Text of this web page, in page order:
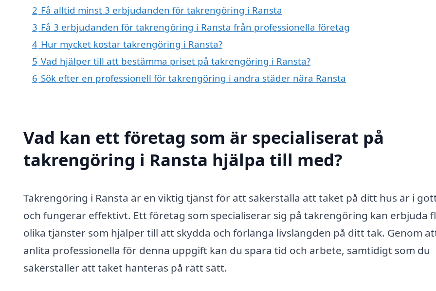
2 Få alltid minst 3 erbjudanden för takrengöring i Ransta
3 Få 3 erbjudanden för takrengöring i Ransta från professionella företag
4 Hur mycket kostar takrengöring i Ransta?
5 Vad hjälper till att bestämma priset på takrengöring i Ransta?
6 Sök efter en professionell för takrengöring i andra städer nära Ransta
Vad kan ett företag som är specialiserat på
takrengöring i Ransta hjälpa till med?
Takrengöring i Ransta är en viktig tjänst för att säkerställa att taket på ditt hus är i
och fungerar effektivt. Ett företag som specialiserar sig på takrengöring kan erbjuda
olika tjänster som hjälper till att skydda och förlänga livslängden på ditt tak. Genom
anlita professionella för denna uppgift kan du spara tid och arbete, samtidigt som du
säkerställer att taket hanteras på rätt sätt.